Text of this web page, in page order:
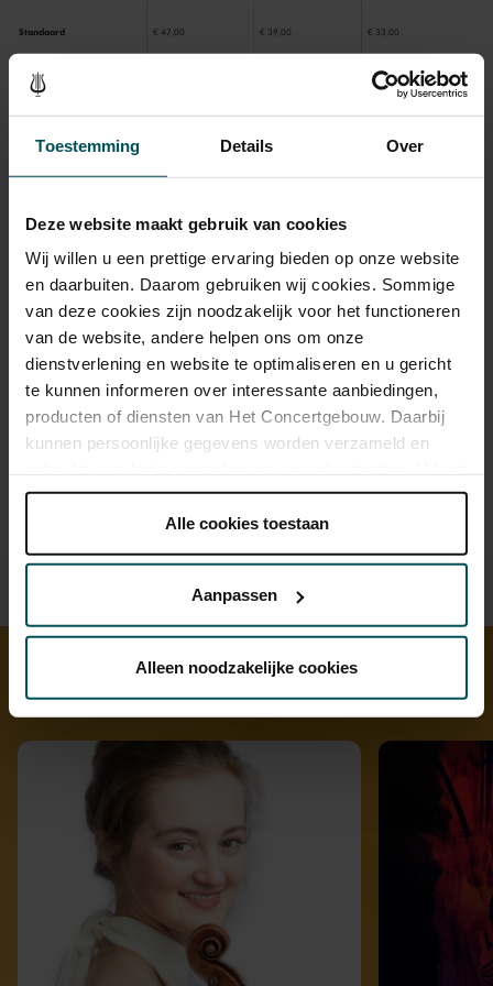
Toestemming Details Over
Deze website maakt gebruik van cookies
Wij willen u een prettige ervaring bieden op onze website
en daarbuiten. Daarom gebruiken wij cookies. Sommige
van deze cookies zijn noodzakelijk voor het functioneren
van de website, andere helpen ons om onze
dienstverlening en website te optimaliseren en u gericht
te kunnen informeren over interessante aanbiedingen,
producten of diensten van Het Concertgebouw. Daarbij
kunnen persoonlijke gegevens worden verzameld en
onder 'aanpassen' zelf welke cookies wij mogen
Lees onze cookieverklaring hier. Lees onze
Via decookieverklaringop onze website kunt u uw
kunnen ontvangen en verwerken.
Alle cookies toestaan
Aanpassen
Alleen noodzakelijke cookies
Standaard € 47,00 € 39,00 € 33,00
CJP € 26,40
Als deelnemer van de VriendenLoterij bestelt u voor dit concert
Drankjes zijn bij de prijs inbegrepen. Ben je jonger dan 30
jaar? Eventuele sprintkaarten zijn 4 uur van tevoren via de
online bestelflow beschikbaar.Meer informatie over
sprintkaarten
Prijzen zijn exclusief transactiekosten: € 5 per bestelling. Wilt
kassa@concertgebouw.nl of bel de Concertgebouwlijn op
Ontdek meer